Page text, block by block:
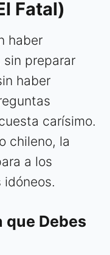
Fatal)
haber
preparar
haber
carísimo.
chileno, la
a los
que Debes